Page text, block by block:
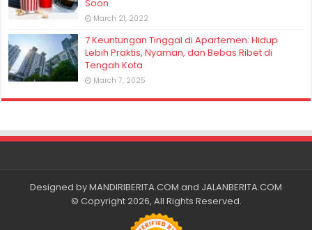
Soon
March 21, 2022
7 Keuntungan Tinggal di Apartemen: Hidup
Lebih Praktis, Nyaman, dan Bebas Ribet di
Tengah Kota
March 7, 2025
Designed byMANDIRIBERITA.COM and JALANBERITA.COM
© Copyright 2026, All Rights Reserved.